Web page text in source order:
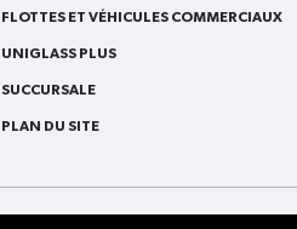
FLOTTES ET VÉHICULES COMMERCIAUX
UNIGLASS PLUS
SUCCURSALE
PLAN DU SITE